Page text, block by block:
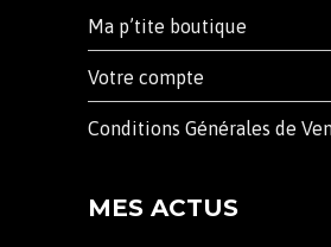
Ma p’tite boutique
Votre compte
Conditions Générales de
MES ACTUS